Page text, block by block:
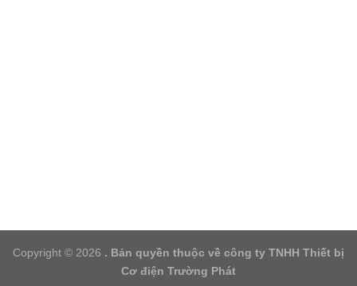
Copyright © 2026 . Bản quyền thuộc về công ty TNHH Thiết bị
Cơ điện Trường Phát